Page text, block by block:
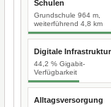
Schulen
Grundschule 964 m,
weiterführend 4,8 km
Digitale Infrastruktur
44,2 % Gigabit-
Verfügbarkeit
Alltagsversorgung